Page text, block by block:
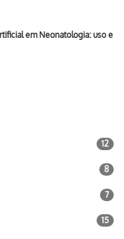
em Neonatologia: uso e
12
8
7
15